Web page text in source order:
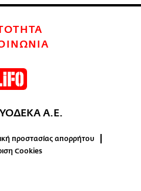
Α.Ε.
προστασίας απορρήτου
Cookies